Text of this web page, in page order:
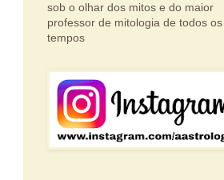
sob o olhar dos mitos e do maior
professor de mitologia de todos os
tempos